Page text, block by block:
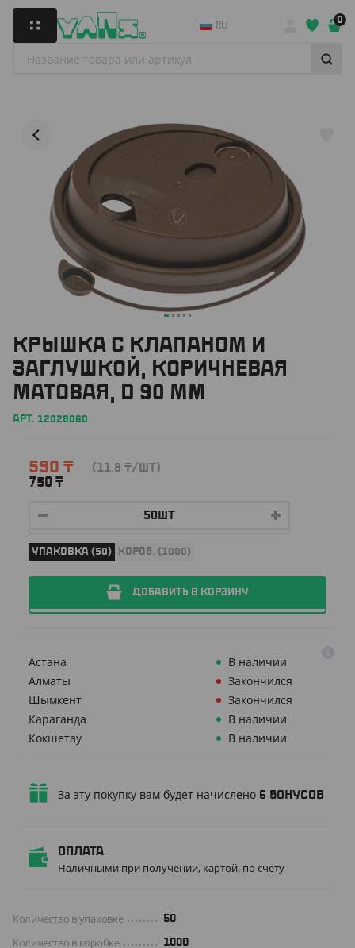
RU 0
КРЫШКА С КЛАПАНОМ И
ЗАГЛУШКОЙ, КОРИЧНЕВАЯ
МАТОВАЯ, D 90 ММ
АРТ. 12028060
590 ₸
750₸
(11.8 ₸/ШТ)
УПАКОВКА (50) КОРОБ. (1000)
ДОБАВИТЬ В КОРЗИНУ
Астана
В наличии
Алматы
Закончился
Шымкент
Закончился
Караганда
В наличии
Кокшетау
В наличии
За эту покупку вам будет начислено 6 бонусов
Оплата
Наличными при получении, картой, по счёту
Количество в упаковке 50
Количество в коробке 1000